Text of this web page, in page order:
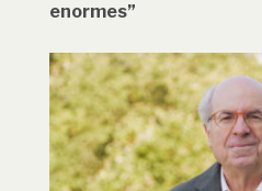
enormes”